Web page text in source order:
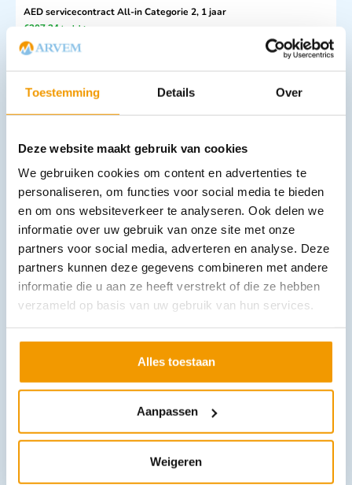
Toestemming Details Over
Deze website maakt gebruik van cookies
We gebruiken cookies om content en advertenties te
personaliseren, om functies voor social media te bieden
en om ons websiteverkeer te analyseren. Ook delen we
informatie over uw gebruik van onze site met onze
partners voor social media, adverteren en analyse. Deze
partners kunnen deze gegevens combineren met andere
informatie die u aan ze heeft verstrekt of die ze hebben
verzameld op basis van uw gebruik van hun services.
Alles toestaan
Aanpassen
Weigeren
AED servicecontract All-in Categorie 2, 1 jaar
€307,34 incl. btw
254 excl. btw
In winkelwagen
Leverbaar
AED servicecontract All-in Categorie 1, 1 jaar
198 excl. btw
Leverbaar